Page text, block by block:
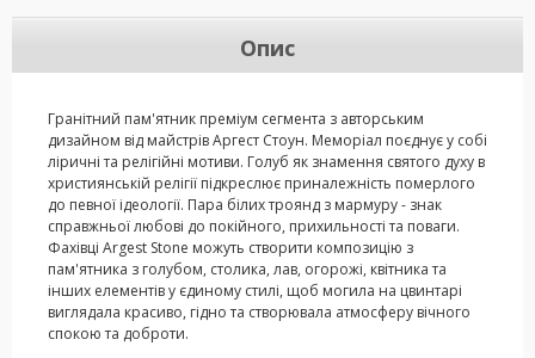
Опис
Гранітний пам'ятник преміум сегмента з авторським
дизайном від майстрів Аргест Стоун. Меморіал поєднує у собі
ліричні та релігійні мотиви. Голуб як знамення святого духу в
християнській релігії підкреслює приналежність померлого
до певної ідеології. Пара білих троянд з мармуру - знак
справжньої любові до покійного, прихильності та поваги.
Фахівці Argest Stone можуть створити композицію з
пам'ятника з голубом, столика, лав, огорожі, квітника та
інших елементів у єдиному стилі, щоб могила на цвинтарі
виглядала красиво, гідно та створювала атмосферу вічного
спокою та доброти.